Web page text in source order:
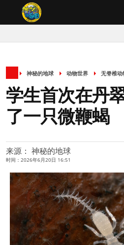
神秘的地球 动物世界 无脊椎动
学生首次在丹
了一只微鞭蝎
来源： 神秘的地球
时间：2026年6月20日 16:51